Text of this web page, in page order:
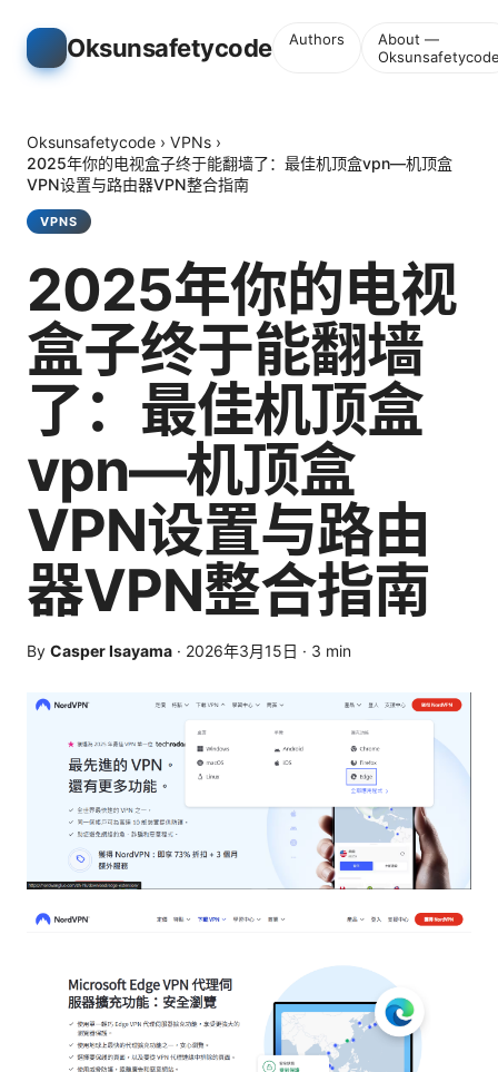
Oksunsafetycode Authors
About —
Oksunsafetycode › VPNs ›
2025年你的电视盒子终于能翻墙了：最佳机顶盒vpn—机顶盒
VPN设置与路由器VPN整合指南
VPNS
2025年你的电视
盒子终于能翻墙
了：最佳机顶盒
vpn—机顶盒
VPN设置与路由
器VPN整合指南
By Casper Isayama · 2026年3月15日 · 3 min